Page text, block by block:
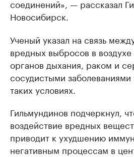
соединений», — рассказал
Новосибирск.
Ученый указал на связь
вредных выбросов в
органов дыхания, раком и
сосудистыми
таких условиях.
Гильмундинов подчеркнул,
воздействие вредных
приводит к ухудшению
негативным процессам в